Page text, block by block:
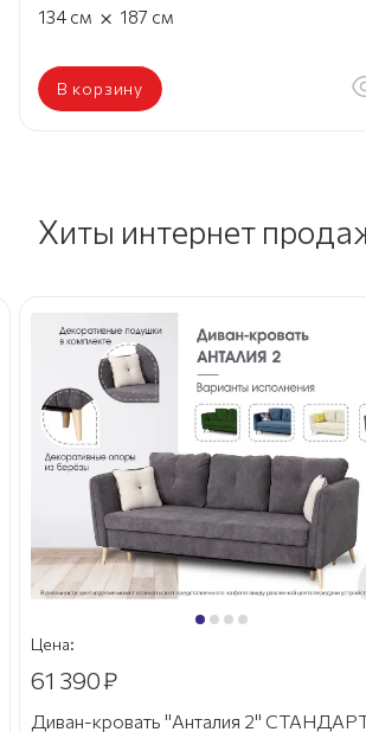
134 см × 187 см
В корзину
Хиты интернет
Цена:
61 390₽
Диван-кровать "Анталия 2"